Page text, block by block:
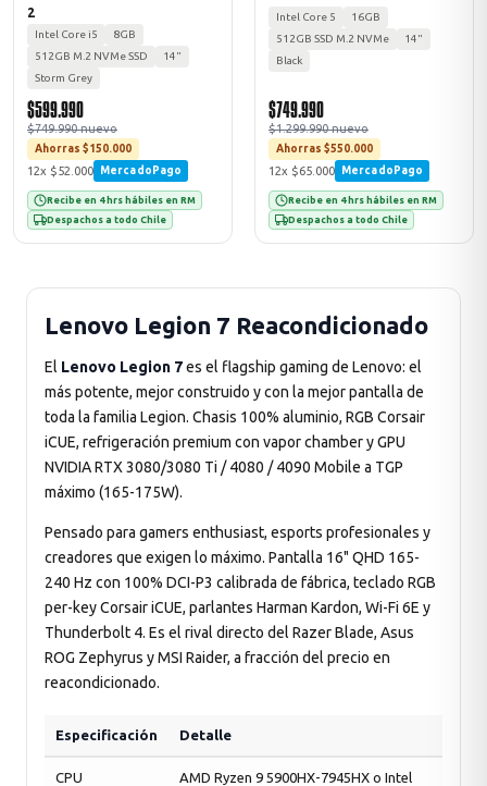
2
Intel Core i5
8GB
512GB M.2 NVMe SSD
14"
Storm Grey
$599.990
$749.990 nuevo
Ahorras $150.000
12x $52.000 MercadoPago
Recibe en 4 hrs hábiles en RM
Despachos a todo Chile
Intel Core 5
16GB
512GB SSD M.2 NVMe
14"
Black
$749.990
$1.299.990 nuevo
Ahorras $550.000
12x $65.000 MercadoPago
Recibe en 4 hrs hábiles en RM
Despachos a todo Chile
Lenovo Legion 7 Reacondicionado
El Lenovo Legion 7es el flagship gaming de Lenovo: el
más potente, mejor construido y con la mejor pantalla de
toda la familia Legion. Chasis 100% aluminio, RGB Corsair
iCUE, refrigeración premium con vapor chamber y GPU
NVIDIA RTX 3080/3080 Ti / 4080 / 4090 Mobile a TGP
máximo (165-175W).
Pensado para gamers enthusiast, esports profesionales y
creadores que exigen lo máximo. Pantalla 16" QHD 165-
240 Hz con 100% DCI-P3 calibrada de fábrica, teclado RGB
per-key Corsair iCUE, parlantes Harman Kardon, Wi-Fi 6E y
Thunderbolt 4. Es el rival directo del Razer Blade, Asus
ROG Zephyrus y MSI Raider, a fracción del precio en
reacondicionado.
Especificación Detalle
CPU
AMD Ryzen 9 5900HX-7945HX o Intel